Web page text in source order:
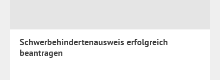
Schwerbehindertenausweis erfolgreich
beantragen